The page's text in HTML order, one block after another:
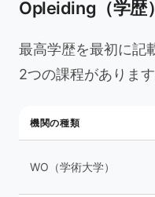
Opleiding（学歴）
最高学歴を最初に記
2つの課程があります
機関の種類
WO（学術大学）